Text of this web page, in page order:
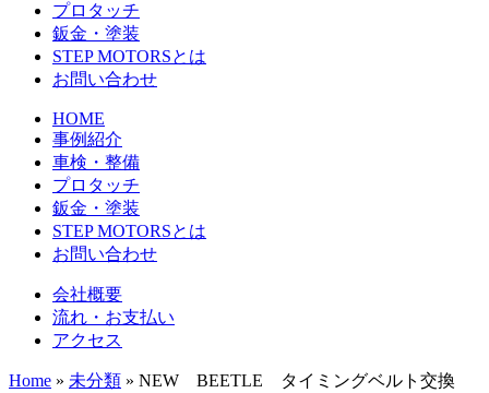
プロタッチ
鈑金・塗装
STEP MOTORSとは
お問い合わせ
HOME
事例紹介
車検・整備
プロタッチ
鈑金・塗装
STEP MOTORSとは
お問い合わせ
会社概要
流れ・お支払い
アクセス
Home » 未分類 » NEW BEETLE タイミングベルト交換